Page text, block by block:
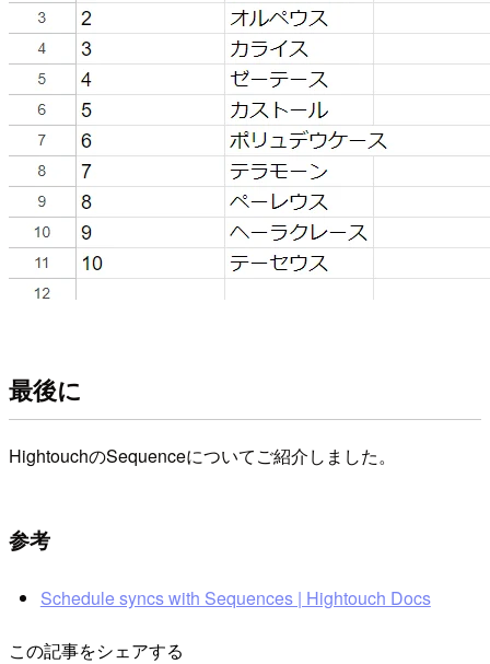
最後に
HightouchのSequenceについてご紹介しました。
参考
Schedule syncs with Sequences | Hightouch Docs
この記事をシェアする